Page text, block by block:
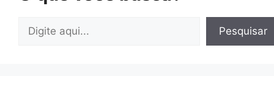
Pesquisar
Pesquisar